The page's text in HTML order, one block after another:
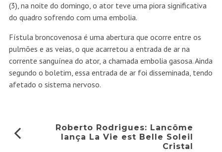
(3), na noite do domingo, o ator teve uma piora significativa
do quadro sofrendo com uma embolia.
Fístula broncovenosa é uma abertura que ocorre entre os
pulmões e as veias, o que acarretou a entrada de ar na
corrente sanguínea do ator, a chamada embolia gasosa. Ainda
segundo o boletim, essa entrada de ar foi disseminada, tendo
afetado o sistema nervoso.
Roberto Rodrigues: Lancôme
lança La Vie est Belle Soleil
Cristal